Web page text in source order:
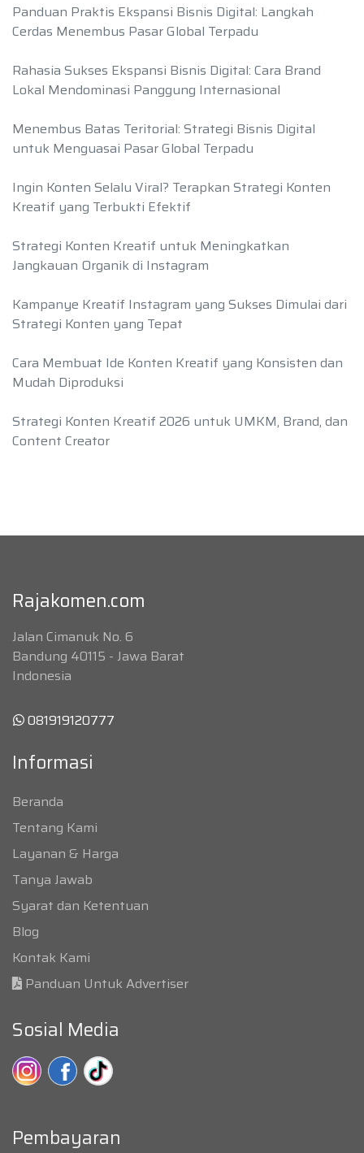
Panduan Praktis Ekspansi Bisnis Digital: Langkah
Cerdas Menembus Pasar Global Terpadu
Rahasia Sukses Ekspansi Bisnis Digital: Cara Brand
Lokal Mendominasi Panggung Internasional
Menembus Batas Teritorial: Strategi Bisnis Digital
untuk Menguasai Pasar Global Terpadu
Ingin Konten Selalu Viral? Terapkan Strategi Konten
Kreatif yang Terbukti Efektif
Strategi Konten Kreatif untuk Meningkatkan
Jangkauan Organik di Instagram
Kampanye Kreatif Instagram yang Sukses Dimulai dari
Strategi Konten yang Tepat
Cara Membuat Ide Konten Kreatif yang Konsisten dan
Mudah Diproduksi
Strategi Konten Kreatif 2026 untuk UMKM, Brand, dan
Content Creator
Rajakomen.com
Jalan Cimanuk No. 6
Bandung 40115 - Jawa Barat
Indonesia
081919120777
Informasi
Beranda
Tentang Kami
Layanan & Harga
Tanya Jawab
Syarat dan Ketentuan
Blog
Kontak Kami
Panduan Untuk Advertiser
Sosial Media
Pembayaran